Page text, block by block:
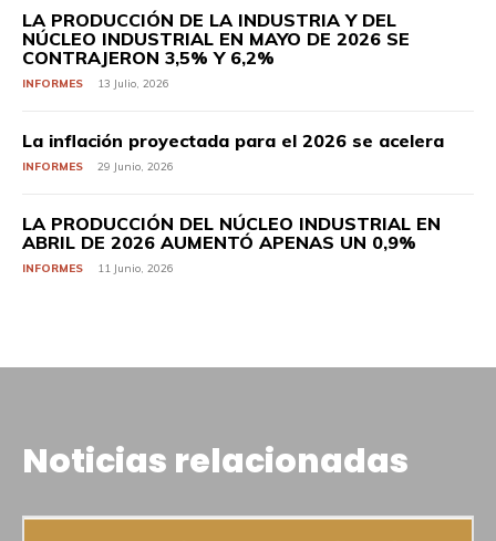
LA PRODUCCIÓN DE LA INDUSTRIA Y DEL
NÚCLEO INDUSTRIAL EN MAYO DE 2026 SE
CONTRAJERON 3,5% Y 6,2%
INFORMES 13 Julio, 2026
La inflación proyectada para el 2026 se acelera
INFORMES 29 Junio, 2026
LA PRODUCCIÓN DEL NÚCLEO INDUSTRIAL EN
ABRIL DE 2026 AUMENTÓ APENAS UN 0,9%
INFORMES 11 Junio, 2026
Noticias relacionadas